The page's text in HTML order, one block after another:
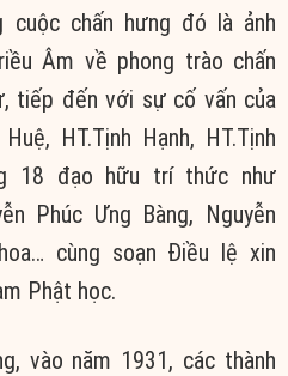
chấn hưng đó là ảnh
Âm về phong trào chấn
tiếp đến với sự cố vấn của
HT.Tịnh Hạnh, HT.Tịnh
18 đạo hữu trí thức như
Phúc Ưng Bàng, Nguyễn
cùng soạn Điều lệ xin
Phật học.
vào năm 1931, các thành